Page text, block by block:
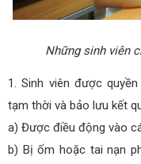
Những sinh viên
1. Sinh viên được
tạm thời và bảo lưu kết
a) Được điều động vào
b) Bị ốm hoặc tai nạn